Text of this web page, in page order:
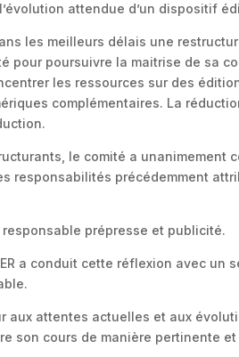
attendue d’un dispositif
les meilleurs délais une
pour poursuivre la maitrise de sa
les ressources sur des
complémentaires. La
le comité a unanimement
responsabilités précédemment
prépresse et publicité.
a conduit cette réflexion avec un
aux attentes actuelles et aux
son cours de manière pertinente